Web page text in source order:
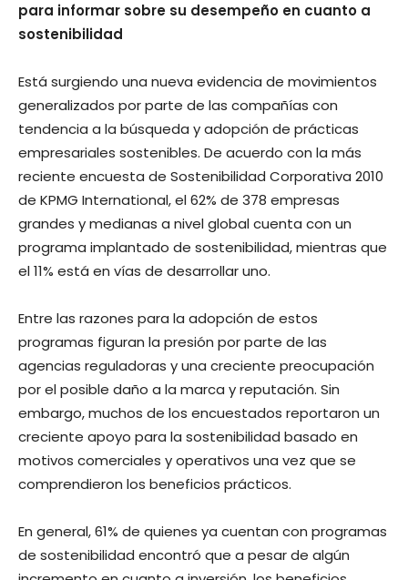
para informar sobre su desempeño en cuanto a
sostenibilidad
Está surgiendo una nueva evidencia de movimientos
generalizados por parte de las compañías con
tendencia a la búsqueda y adopción de prácticas
empresariales sostenibles. De acuerdo con la más
reciente encuesta de Sostenibilidad Corporativa 2010
de KPMG International, el 62% de 378 empresas
grandes y medianas a nivel global cuenta con un
programa implantado de sostenibilidad, mientras que
el 11% está en vías de desarrollar uno.
Entre las razones para la adopción de estos
programas figuran la presión por parte de las
agencias reguladoras y una creciente preocupación
por el posible daño a la marca y reputación. Sin
embargo, muchos de los encuestados reportaron un
creciente apoyo para la sostenibilidad basado en
motivos comerciales y operativos una vez que se
comprendieron los beneficios prácticos.
En general, 61% de quienes ya cuentan con programas
de sostenibilidad encontró que a pesar de algún